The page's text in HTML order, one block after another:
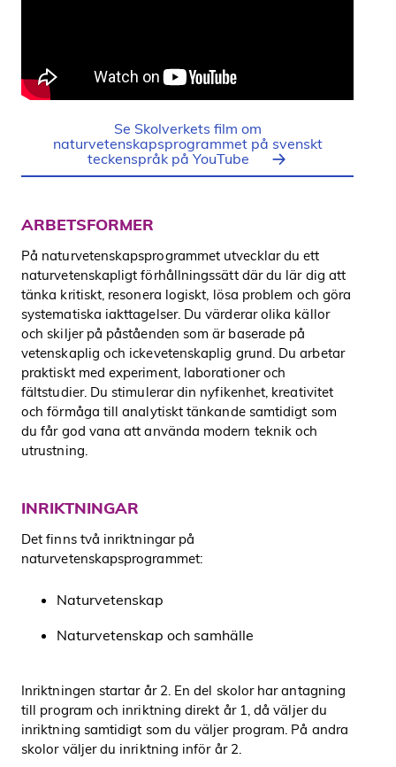
Se Skolverkets film om
naturvetenskapsprogrammet på svenskt
teckenspråk på YouTube
ARBETSFORMER
På naturvetenskapsprogrammet utvecklar du ett
naturvetenskapligt förhållningssätt där du lär dig att
tänka kritiskt, resonera logiskt, lösa problem och göra
systematiska iakttagelser. Du värderar olika källor
och skiljer på påståenden som är baserade på
vetenskaplig och ickevetenskaplig grund. Du arbetar
praktiskt med experiment, laborationer och
fältstudier. Du stimulerar din nyfikenhet, kreativitet
och förmåga till analytiskt tänkande samtidigt som
du får god vana att använda modern teknik och
utrustning.
INRIKTNINGAR
Det finns två inriktningar på
naturvetenskapsprogrammet:
Naturvetenskap
Naturvetenskap och samhälle
Inriktningen startar år 2. En del skolor har antagning
till program och inriktning direkt år 1, då väljer du
inriktning samtidigt som du väljer program. På andra
skolor väljer du inriktning inför år 2.